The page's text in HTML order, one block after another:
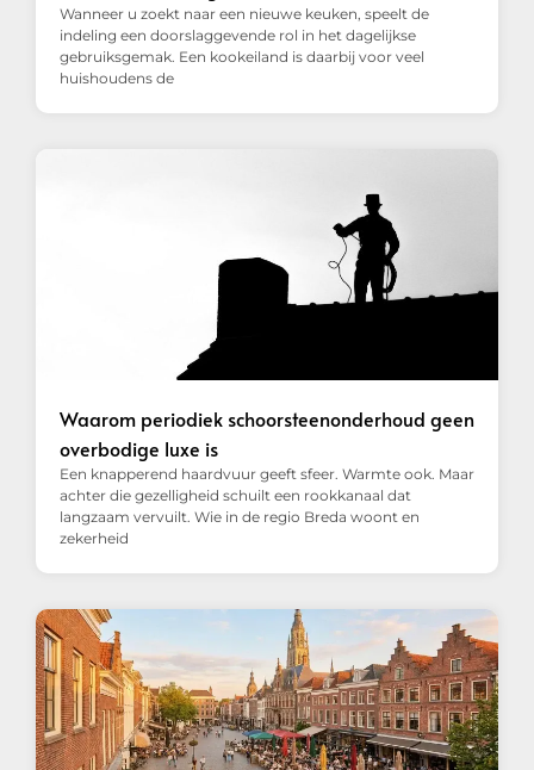
Wanneer u zoekt naar een nieuwe keuken, speelt de
indeling een doorslaggevende rol in het dagelijkse
gebruiksgemak. Een kookeiland is daarbij voor veel
huishoudens de
Waarom periodiek schoorsteenonderhoud geen
overbodige luxe is
Een knapperend haardvuur geeft sfeer. Warmte ook. Maar
achter die gezelligheid schuilt een rookkanaal dat
langzaam vervuilt. Wie in de regio Breda woont en
zekerheid